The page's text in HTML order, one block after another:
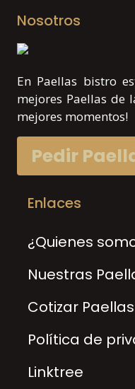
Nosotros
En Paellas bistro
mejores Paellas de
mejores momentos!
Pedir
Enlaces
¿Quienes
Nuestras
Cotizar Paellas
Política de
Linktree